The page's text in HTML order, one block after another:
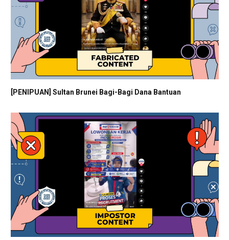
[PENIPUAN] Sultan Brunei Bagi-Bagi Dana Bantuan